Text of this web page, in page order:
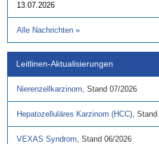
13.07.2026
Alle Nachrichten »
Leitlinen-Aktualisierungen
Nierenzellkarzinom, Stand 07/2026
Hepatozelluläres Karzinom (HCC), Stand
VEXAS Syndrom, Stand 06/2026